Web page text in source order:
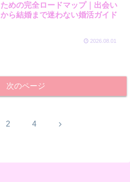
ための完全ロードマップ｜出会い
から結婚まで迷わない婚活ガイド
2026.08.01
次のページ
2 4 次